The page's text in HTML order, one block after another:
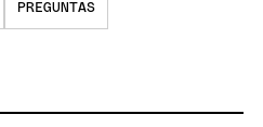
PREGUNTAS